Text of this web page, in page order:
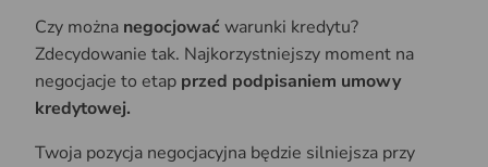
Czy można negocjować warunki kredytu?
Zdecydowanie tak. Najkorzystniejszy moment na
negocjacje to etap przed podpisaniem umowy
kredytowej.
Twoja pozycja negocjacyjna będzie silniejsza przy